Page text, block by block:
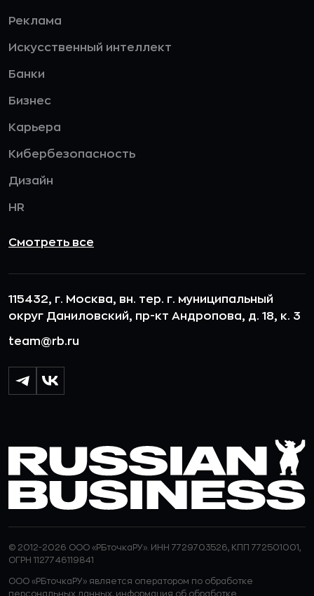
Реклама
Искусственный интеллект
Банки
Бизнес
Карьера
Кибербезопасность
Дизайн
HR
Смотреть все
115432, г. Москва, вн. тер. г. муниципальный
округ Даниловский, пр-кт Андропова, д. 18, к. 3
team@rb.ru
© 2012-2026 ООО «РБточкаРУ». ИНН 7729703526, КПП 772501001,
ОГРН 1127746119841
ООО «РБточкаРУ» является оператором по обработке
персональных данных, информация об обработке